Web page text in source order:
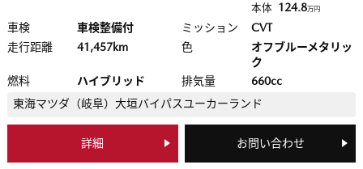
本体 124.8万円
車検 車検整備付 ミッション
CVT
走行距離
41,457km 色
オフブルーメタリッ
ク
燃料
ハイブリッド 排気量
660cc
東海マツダ（岐阜） 大垣バイパスユーカーランド
詳細 お問い合わせ